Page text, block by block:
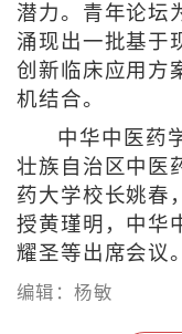
潜力。青年论坛
涌现出一批基于
创新临床应用方
机结合。
中华中医药
壮族自治区中医
药大学校长姚春
授黄瑾明，中华
耀圣等出席会议。
编辑：杨敏